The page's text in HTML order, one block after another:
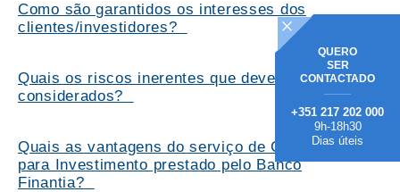
Como são garantidos os interesses dos
clientes/investidores?
Quais os riscos inerentes que deverão ser
considerados?
Quais as vantagens do serviço de Consultoria
para Investimento prestado pelo Banco
Finantia?
QUERO
SER
CONTACTADO
+351 217 202 000
9h-18h30
Dias úteis